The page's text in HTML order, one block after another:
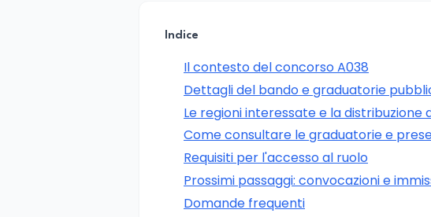
Indice
Il contesto del concorso A038
Dettagli del bando e graduatorie
Le regioni interessate e la distribuzione
Come consultare le graduatorie e
Requisiti per l'accesso al ruolo
Prossimi passaggi: convocazioni e
Domande frequenti